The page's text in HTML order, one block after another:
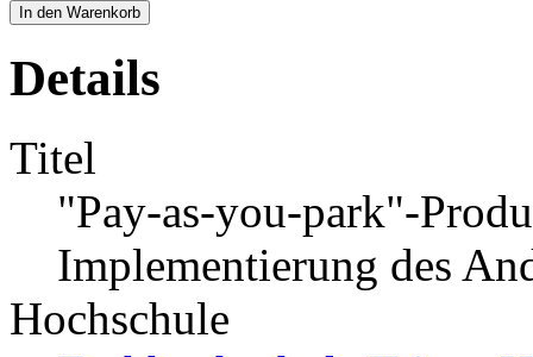
In den Warenkorb
Details
Titel
"Pay-as-you-park"-
Implementierung des
Hochschule